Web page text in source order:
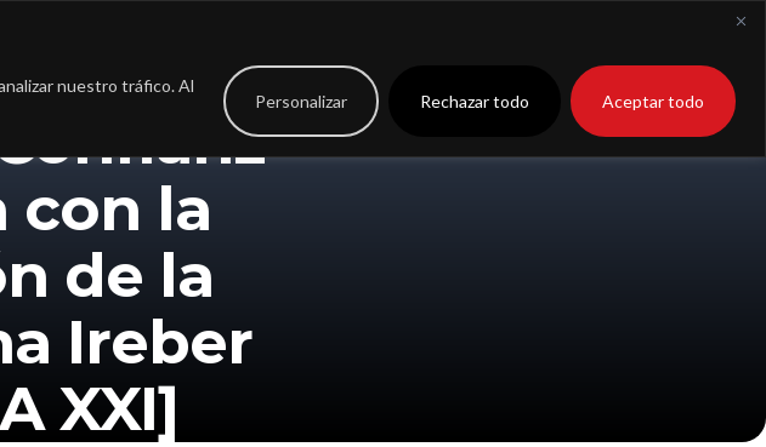
nuestro tráfico. Al
Personalizar Rechazar todo Aceptar todo
con la
de la
Ireber
XXI]